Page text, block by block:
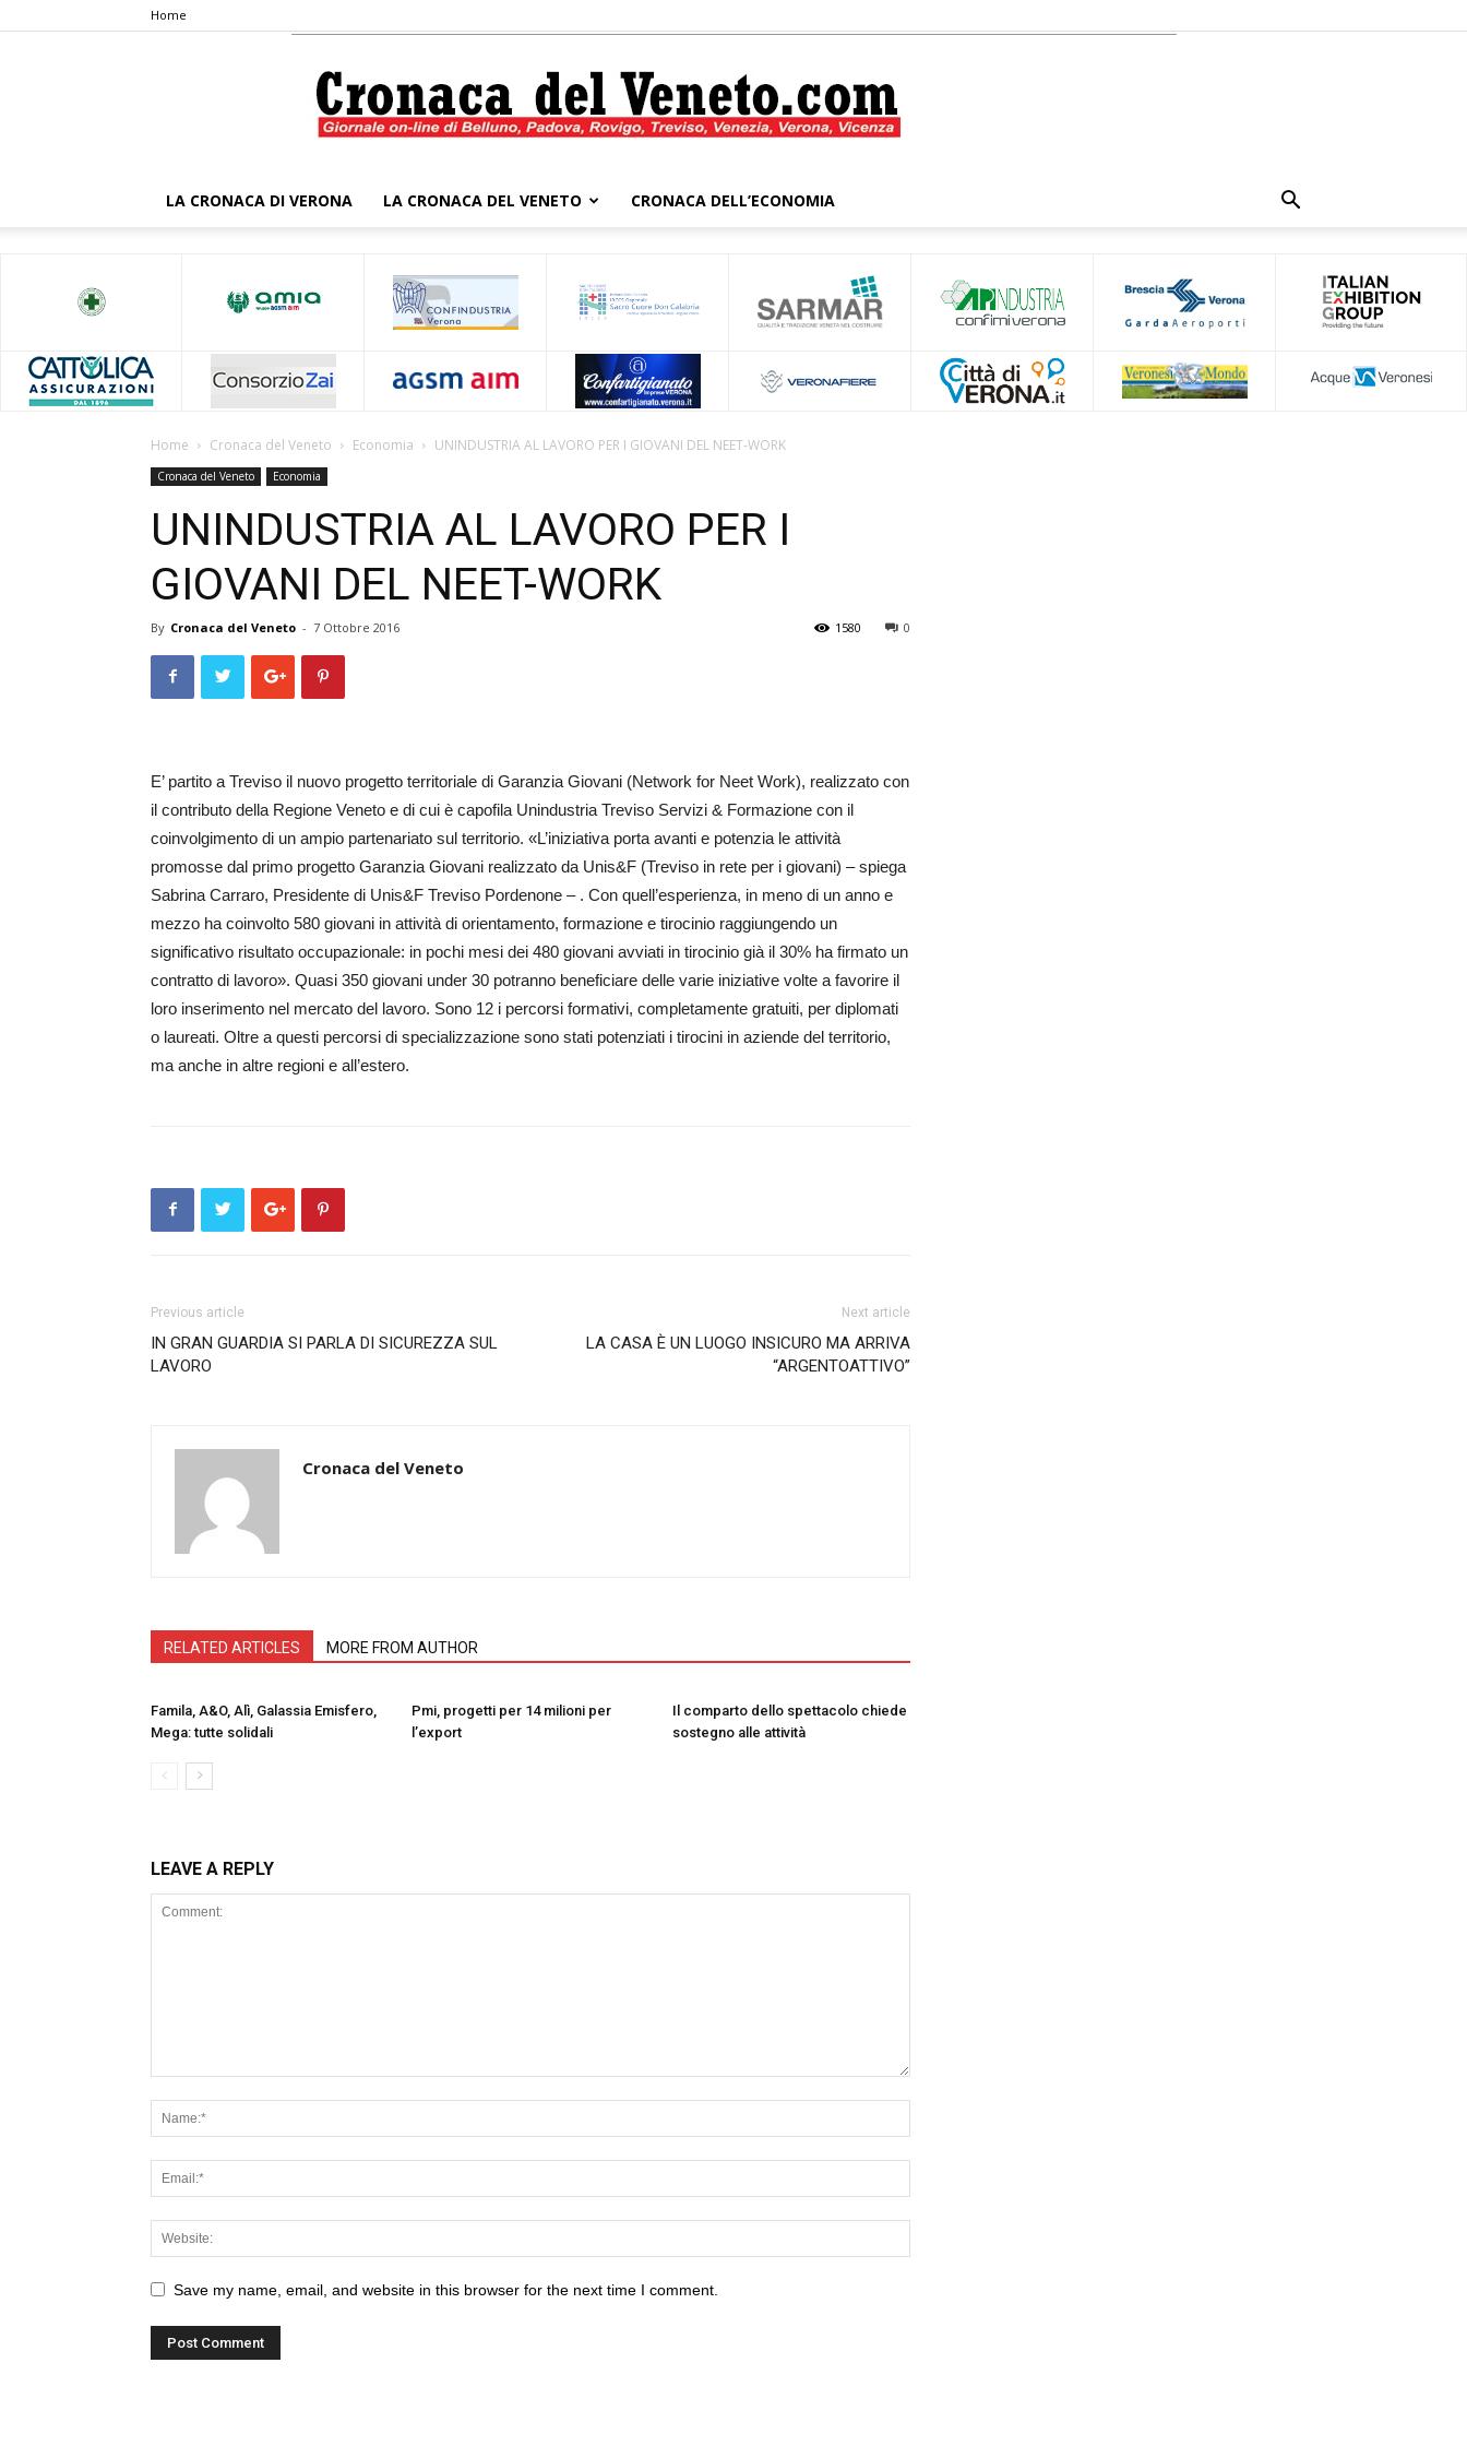
Home
Veneto
LA CRONACA DI VERONA LA CRONACA DEL VENETO CRONACA DELL’ECONOMIA
Home Cronaca del Veneto Economia UNINDUSTRIA AL LAVORO PER I GIOVANI DEL NEET-WORK
Cronaca del Veneto Economia
UNINDUSTRIA AL LAVORO PER I
GIOVANI DEL NEET-WORK
By Cronaca del Veneto - 7 Ottobre 2016 0
1580
E’ partito a Treviso il nuovo progetto territoriale di Garanzia Giovani (Network for Neet Work), realizzato con
il contributo della Regione Veneto e di cui è capofila Unindustria Treviso Servizi & Formazione con il
coinvolgimento di un ampio partenariato sul territorio. «L’iniziativa porta avanti e potenzia le attività
promosse dal primo progetto Garanzia Giovani realizzato da Unis&F (Treviso in rete per i giovani) – spiega
Sabrina Carraro, Presidente di Unis&F Treviso Pordenone – . Con quell’esperienza, in meno di un anno e
mezzo ha coinvolto 580 giovani in attività di orientamento, formazione e tirocinio raggiungendo un
significativo risultato occupazionale: in pochi mesi dei 480 giovani avviati in tirocinio già il 30% ha firmato un
contratto di lavoro». Quasi 350 giovani under 30 potranno beneficiare delle varie iniziative volte a favorire il
loro inserimento nel mercato del lavoro. Sono 12 i percorsi formativi, completamente gratuiti, per diplomati
o laureati. Oltre a questi percorsi di specializzazione sono stati potenziati i tirocini in aziende del territorio,
ma anche in altre regioni e all’estero.
Previous article
IN GRAN GUARDIA SI PARLA DI SICUREZZA SUL
LAVORO
Next article
LA CASA È UN LUOGO INSICURO MA ARRIVA
“ARGENTOATTIVO”
Cronaca del Veneto
RELATED ARTICLES MORE FROM AUTHOR
Famila, A&O, Alì, Galassia Emisfero,
Mega: tutte solidali
Pmi, progetti per 14 milioni per
l’export
Il comparto dello spettacolo chiede
sostegno alle attività
LEAVE A REPLY
Save my name, email, and website in this browser for the next time I comment.